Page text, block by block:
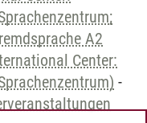
A2
Center:
-